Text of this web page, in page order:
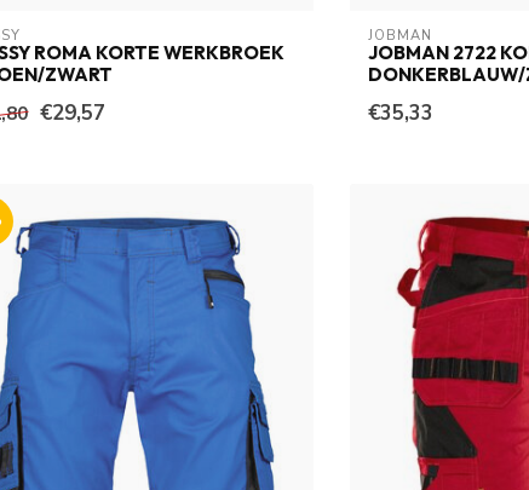
ROMA KORTE WERKBROEK
ZWART
€29,57
JOBMAN
JOBMAN 2722
€35,33